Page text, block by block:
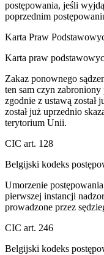
postępowania, jeśli
poprzednim
Karta Praw
Karta praw
Zakaz ponownego
ten sam czyn
zgodnie z ustawą
został już uprzednio
terytorium Unii.
CIC art. 128
Belgijski kodeks
Umorzenie
pierwszej instancji
prowadzone przez
CIC art. 246
Belgijski kodeks